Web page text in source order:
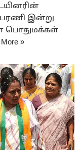
இன்று
பொதுமக்கள்
»